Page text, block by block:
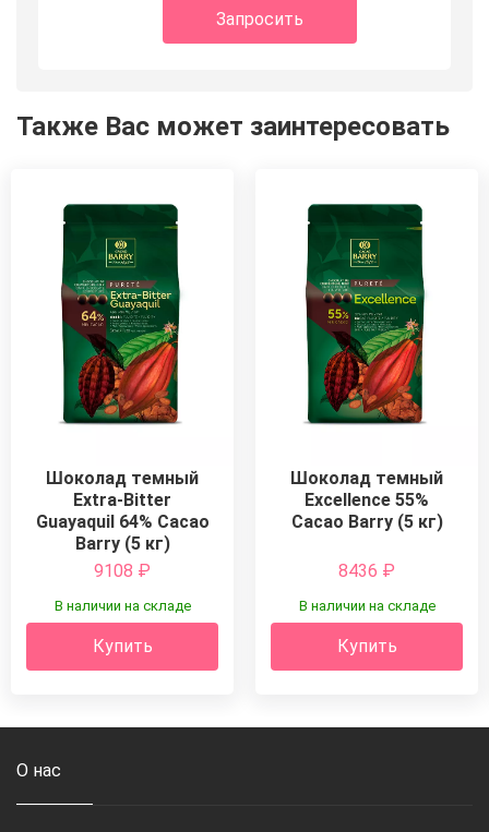
Запросить
Также Вас может заинтересовать
Шоколад темный
Extra-Bitter
Guayaquil 64% Cacao
Barry (5 кг)
9108 ₽
В наличии на складе
Купить
Шоколад темный
Excellence 55%
Cacao Barry (5 кг)
8436 ₽
В наличии на складе
Купить
О нас